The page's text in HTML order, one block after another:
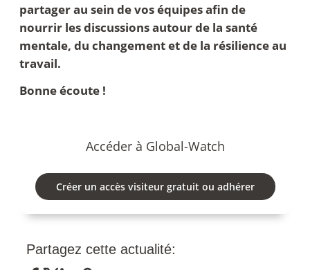
partager au sein de vos équipes afin de
nourrir les discussions autour de la santé
mentale, du changement et de la résilience au
travail.
Bonne écoute !
Accéder à Global-Watch
Créer un accès visiteur gratuit ou adhérer
Partagez cette actualité: